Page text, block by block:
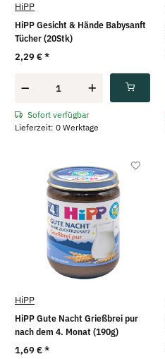
HiPP
HiPP Gesicht & Hände Babysanft
Tücher (20Stk)
2,29 €*
Sofort verfügbar
Lieferzeit: 0 Werktage
HiPP
HiPP Gute Nacht Grießbrei pur
nach dem 4. Monat (190g)
1,69 €*